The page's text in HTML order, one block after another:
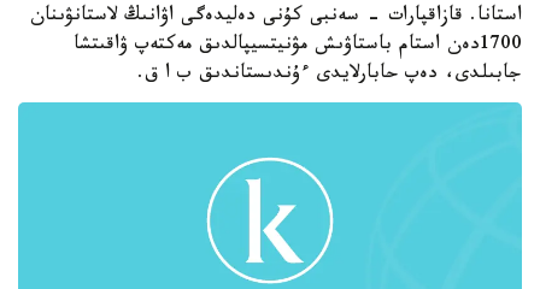
استانا. قازاقپارات - سەنبى كۇنى دەليدەگى اۋانىڭ لاستانۋىنان
1700دەن استام باستاۋىش مۋنيتسيپالدىق مەكتەپ ۋاقىتشا
جابىلدى، دەپ حابارلايدى ءۇندىستاندىق ب ا ق.